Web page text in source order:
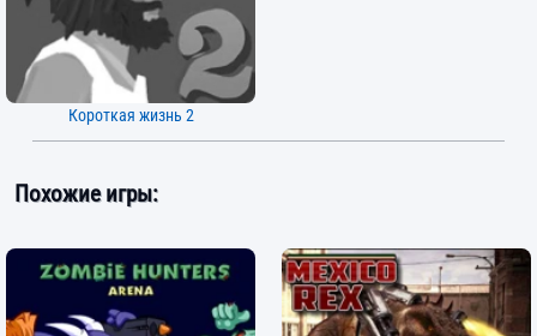
Короткая жизнь 2
Похожие игры: